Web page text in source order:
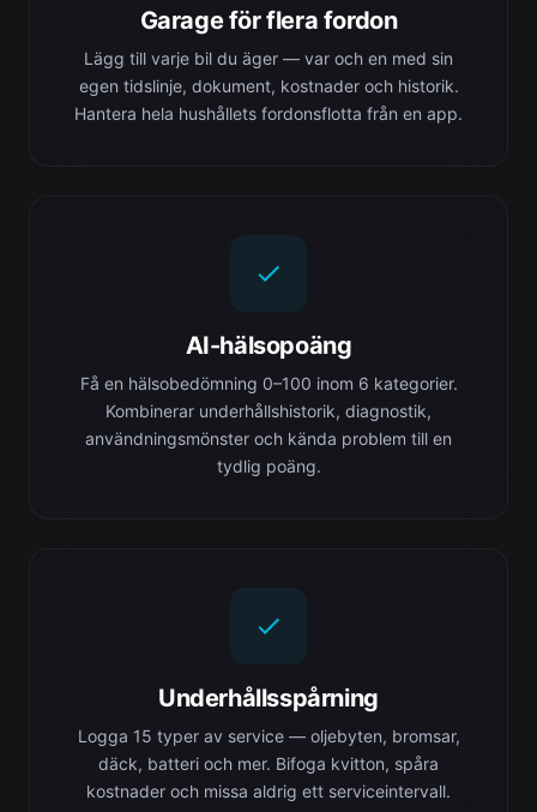
Garage för flera fordon
Lägg till varje bil du äger — var och en med sin
egen tidslinje, dokument, kostnader och historik.
Hantera hela hushållets fordonsflotta från en app.
AI-hälsopoäng
Få en hälsobedömning 0–100 inom 6 kategorier.
Kombinerar underhållshistorik, diagnostik,
användningsmönster och kända problem till en
tydlig poäng.
Underhållsspårning
Logga 15 typer av service — oljebyten, bromsar,
däck, batteri och mer. Bifoga kvitton, spåra
kostnader och missa aldrig ett serviceintervall.